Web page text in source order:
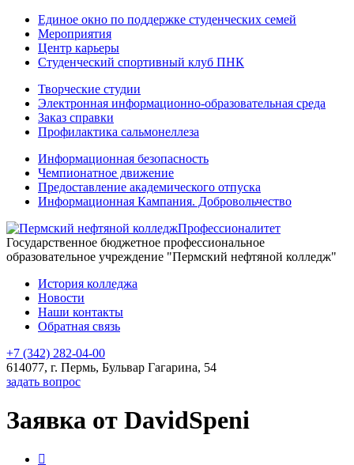
Единое окно по поддержке студенческих семей
Мероприятия
Центр карьеры
Студенческий спортивный клуб ПНК
Творческие студии
Электронная информационно-образовательная среда
Заказ справки
Профилактика сальмонеллеза
Информационная безопасность
Чемпионатное движение
Предоставление академического отпуска
Информационная Кампания. Добровольчество
Профессионалитет
Государственное бюджетное профессиональное
образовательное учреждение "Пермский нефтяной колледж"
История колледжа
Новости
Наши контакты
Обратная связь
+7 (342) 282-04-00
614077, г. Пермь, Бульвар Гагарина, 54
задать вопрос
Заявка от DavidSpeni